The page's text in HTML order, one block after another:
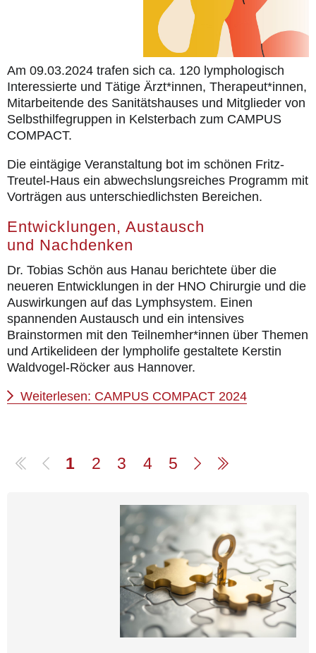
Am 09.03.2024 trafen sich ca. 120 lymphologisch
Interessierte und Tätige Ärzt*innen, Therapeut*innen,
Mitarbeitende des Sanitätshauses und Mitglieder von
Selbsthilfegruppen in Kelsterbach zum CAMPUS
COMPACT.
Die eintägige Veranstaltung bot im schönen Fritz-
Treutel-Haus ein abwechslungsreiches Programm mit
Vorträgen aus unterschiedlichsten Bereichen.
Entwicklungen, Austausch
und Nachdenken
Dr. Tobias Schön aus Hanau berichtete über die
neueren Entwicklungen in der HNO Chirurgie und die
Auswirkungen auf das Lymphsystem. Einen
spannenden Austausch und ein intensives
Brainstormen mit den Teilnemher*innen über Themen
und Artikelideen der lympholife gestaltete Kerstin
Waldvogel-Röcker aus Hannover.
Weiterlesen: CAMPUS COMPACT 2024
1 2 3 4 5